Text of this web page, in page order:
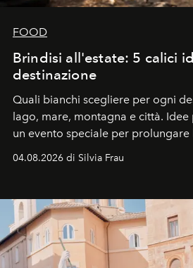
FOOD
Brindisi all'estate: 5 calici
destinazione
Quali bianchi scegliere per ogni
lago, mare, montagna e città.
un evento speciale per prolungare
04.08.2026 di Silvia Frau